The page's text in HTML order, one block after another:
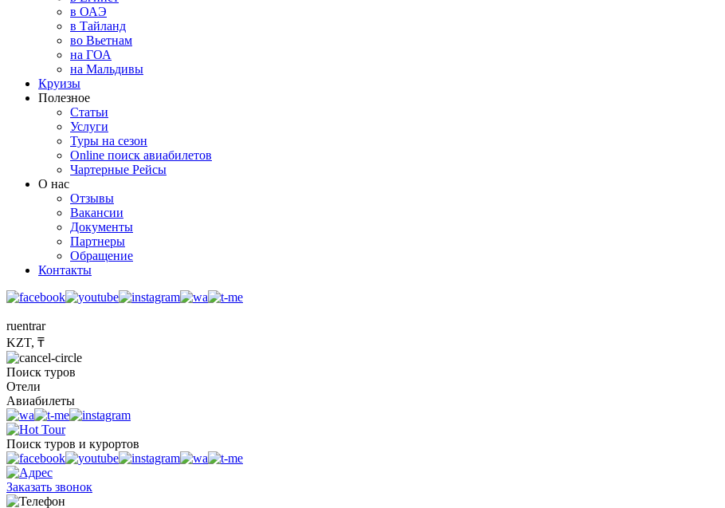
в ОАЭ
в Тайланд
во Вьетнам
на ГОА
на Мальдивы
Круизы
Полезное
Статьи
Услуги
Туры на сезон
Online поиск авиабилетов
Чартерные Рейсы
О нас
Отзывы
Вакансии
Документы
Партнеры
Обращение
Контакты
ruentrar
KZT, ₸
Поиск туров
Отели
Авиабилеты
Поиск туров и курортов
Заказать звонок